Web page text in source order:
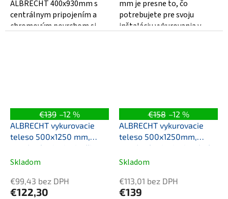
ALBRECHT 400x930mm s
centrálnym pripojením a
chromovým povrchom si
mm je presne to, čo
potrebujete pre svoju
inštaláciu vykurovania v
€139 –12 %
ALBRECHT vykurovacie
teleso 500x1250 mm,
stredové pripojenie, čierna
matná
Skladom
€99,43 bez DPH
€122,30
€158 –12 %
ALBRECHT vykurovacie
teleso 500x1250mm,
stredové pripojenie, chróm
Skladom
€113,01 bez DPH
€139